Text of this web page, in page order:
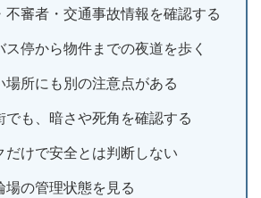
不審者・交通事故情報を確認する
停から物件までの夜道を歩く
場所にも別の注意点がある
でも、暗さや死角を確認する
だけで安全とは判断しない
場の管理状態を見る